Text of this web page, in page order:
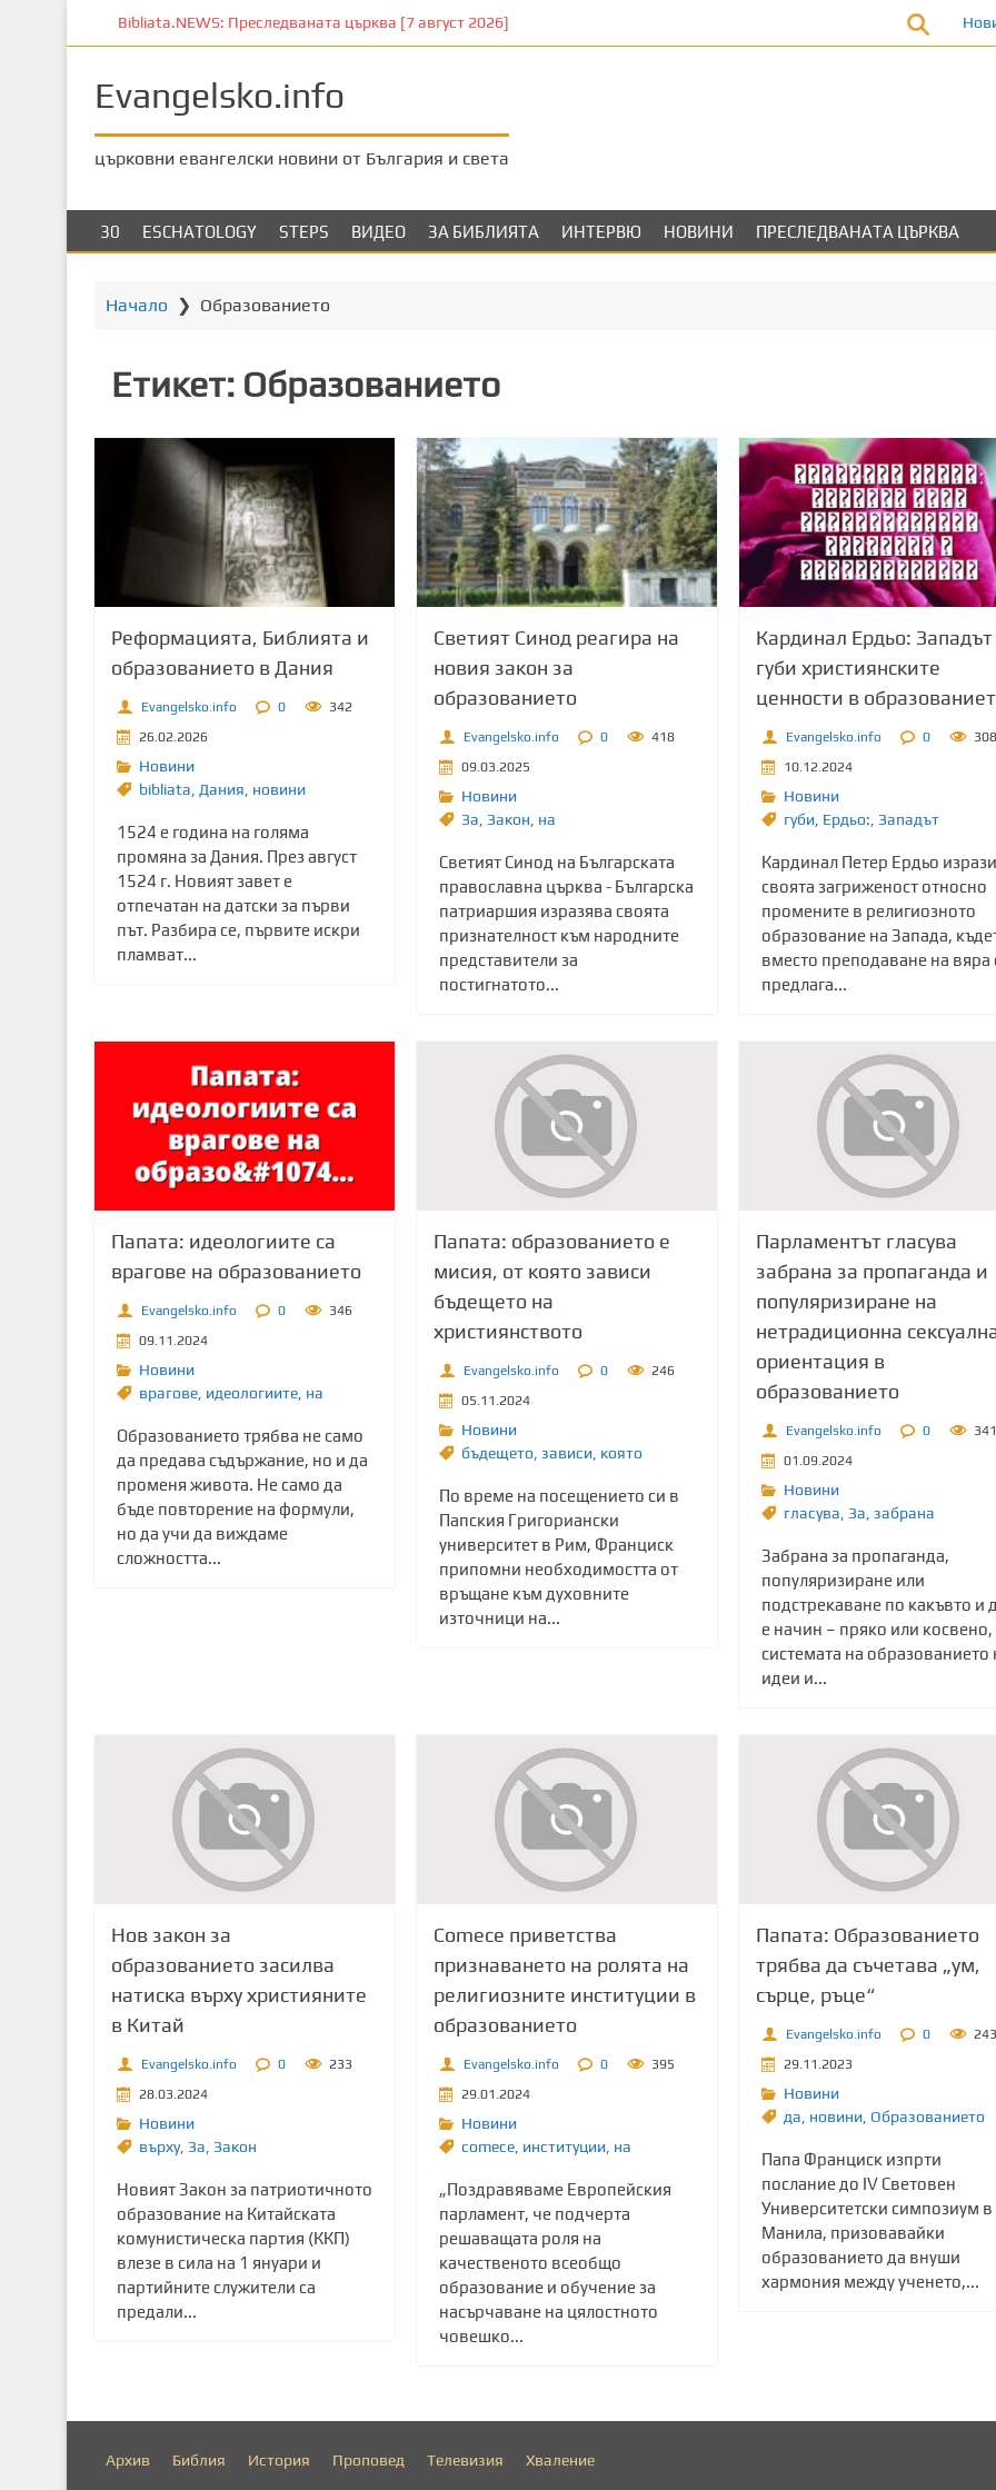
к
Bibliata.NEWS: Преследваната църква [7 август 2026]
Evangelsko.info
църковни евангелски новини от България и света
30 ESCHATOLOGY STEPS ВИДЕО ЗА БИБЛИЯТА ИНТЕРВЮ НОВИНИ ПРЕСЛЕДВАНАТА ЦЪРКВА
Начало ❯ Образованието
Етикет: Образованието
Реформацията, Библията и
образованието в Дания
Evangelsko.info 0
342
26.02.2026
Новини
bibliata Дания новини
1524 е година на голяма
промяна за Дания. През август
1524 г. Новият завет е
отпечатан на датски за първи
път. Разбира се, първите искри
пламват...
Светият Синод реагира на
новия закон за
образованието
Evangelsko.info 0
418
09.03.2025
Новини
Зa Закон на
Светият Синод на Българската
православна църква - Българска
патриаршия изразява своята
признателност към народните
представители за
постигнатото...
Кардинал Ердьо: Западът
губи християнските
ценности в
Evangelsko.info 0
308
10.12.2024
Новини
губи, Ердьо: Западът
Кардинал Петер Ердьо изрази
своята загриженост относно
промените в религиозното
образование на Запада,
вместо преподаване на вяра
предлага...
Папата: идеологиите са
врагове на образованието
Evangelsko.info 0
346
09.11.2024
Новини
врагове, идеологиите, на
Образованието трябва не само
да предава съдържание, но и да
променя живота. Не само да
бъде повторение на формули,
но да учи да виждаме
сложността...
Папата: образованието е
мисия, от която зависи
бъдещето на
християнството
Evangelsko.info 0
246
05.11.2024
Новини
бъдещето зависи, която
По време на посещението си в
Папския Григориански
университет в Рим, Франциск
припомни необходимостта от
връщане към духовните
източници на...
Парламентът гласува
забрана за пропаганда и
популяризиране на
нетрадиционна
ориентация в
образованието
Evangelsko.info 0
341
01.09.2024
Новини
гласува Зa забрана
Забрана за пропаганда,
популяризиране или
подстрекаване по какъвто и
е начин – пряко или косвено,
системата на образованието
идеи и...
Нов закон за
образованието засилва
натиска върху християните
в Китай
Evangelsko.info 0
233
28.03.2024
Новини
върху, Зa Закон
Новият Закон за патриотичното
образование на Китайската
комунистическа партия (ККП)
влезе в сила на 1 януари и
партийните служители са
предали...
Comece приветства
признаването на ролята на
религиозните институции в
образованието
Evangelsko.info 0
395
29.01.2024
Новини
comece, институции, на
„Поздравяваме Европейския
парламент, че подчерта
решаващата роля на
качественото всеобщо
образование и обучение за
насърчаване на цялостното
човешко...
Папата: Образованието
трябва да съчетава „ум,
сърце, ръце“
Evangelsko.info 0
243
29.11.2023
Новини
да новини, Образованието
Папа Франциск изпрти
послание до IV Световен
Университетски симпозиум в
Манила, призовавайки
образованието да внуши
хармония между ученето,...
Архив Библия История Проповед Телевизия Хваление